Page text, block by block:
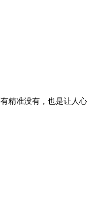
精准没有，也是让人心